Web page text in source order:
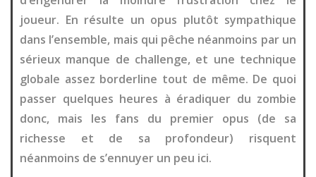
joueur. En résulte un opus plutôt sympathique
dans l’ensemble, mais qui pêche néanmoins par un
sérieux manque de challenge, et une technique
globale assez borderline tout de même. De quoi
passer quelques heures à éradiquer du zombie
donc, mais les fans du premier opus (de sa
richesse et de sa profondeur) risquent
néanmoins de s’ennuyer un peu ici.